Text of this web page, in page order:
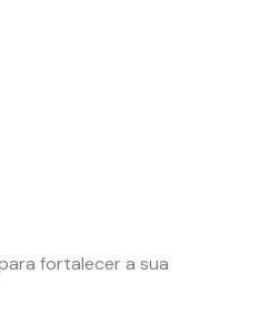
fortalecer a sua